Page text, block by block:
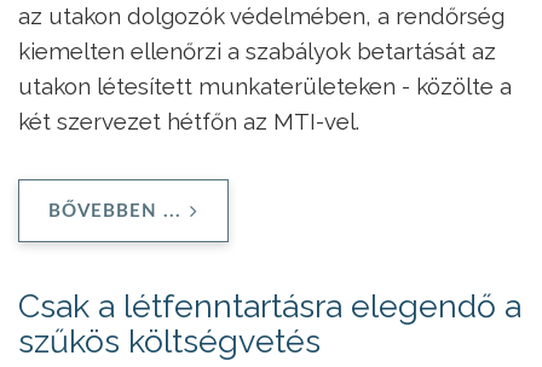
az utakon dolgozók védelmében, a rendőrség
kiemelten ellenőrzi a szabályok betartását az
utakon létesített munkaterületeken - közölte a
két szervezet hétfőn az MTI-vel.
BŐVEBBEN ...
Csak a létfenntartásra elegendő a
szűkös költségvetés